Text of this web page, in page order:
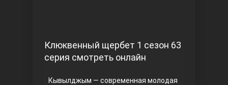
Клюквенный щербет 1 сезон 63
серия смотреть онлайн
Кывылджым — современная молодая